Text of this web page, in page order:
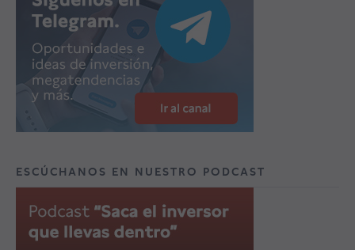
ESCÚCHANOS EN NUESTRO PODCAST